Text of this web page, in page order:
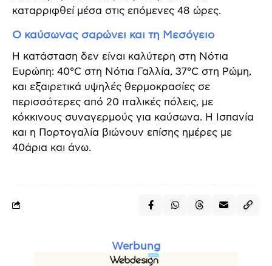
καταρριφθεί μέσα στις επόμενες 48 ώρες.
Ο καύσωνας σαρώνει και τη Μεσόγειο
Η κατάσταση δεν είναι καλύτερη στη Νότια
Ευρώπη: 40°C στη Νότια Γαλλία, 37°C στη Ρώμη,
και εξαιρετικά υψηλές θερμοκρασίες σε
περισσότερες από 20 ιταλικές πόλεις, με
κόκκινους συναγερμούς για καύσωνα. Η Ισπανία
και η Πορτογαλία βιώνουν επίσης ημέρες με
40άρια και άνω.
Werbung